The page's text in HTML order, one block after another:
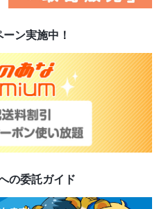
ン実施中！
の委託ガイド